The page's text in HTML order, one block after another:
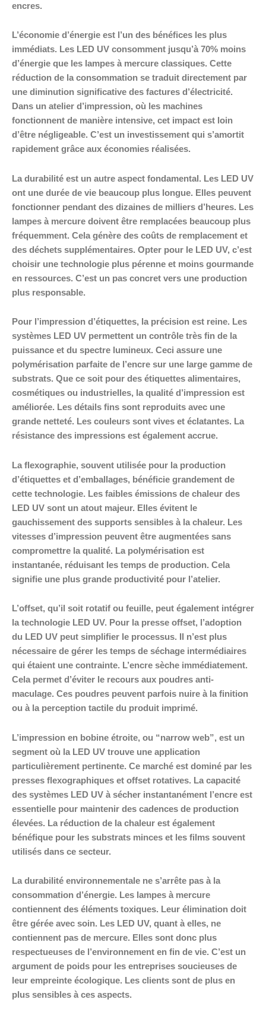
encres.
L’économie d’énergie est l’un des bénéfices les plus
immédiats. Les LED UV consomment jusqu’à 70% moins
d’énergie que les lampes à mercure classiques. Cette
réduction de la consommation se traduit directement par
une diminution significative des factures d’électricité.
Dans un atelier d’impression, où les machines
fonctionnent de manière intensive, cet impact est loin
d’être négligeable. C’est un investissement qui s’amortit
rapidement grâce aux économies réalisées.
La durabilité est un autre aspect fondamental. Les LED UV
ont une durée de vie beaucoup plus longue. Elles peuvent
fonctionner pendant des dizaines de milliers d’heures. Les
lampes à mercure doivent être remplacées beaucoup plus
fréquemment. Cela génère des coûts de remplacement et
des déchets supplémentaires. Opter pour le LED UV, c’est
choisir une technologie plus pérenne et moins gourmande
en ressources. C’est un pas concret vers une production
plus responsable.
Pour l’impression d’étiquettes, la précision est reine. Les
systèmes LED UV permettent un contrôle très fin de la
puissance et du spectre lumineux. Ceci assure une
polymérisation parfaite de l’encre sur une large gamme de
substrats. Que ce soit pour des étiquettes alimentaires,
cosmétiques ou industrielles, la qualité d’impression est
améliorée. Les détails fins sont reproduits avec une
grande netteté. Les couleurs sont vives et éclatantes. La
résistance des impressions est également accrue.
La flexographie, souvent utilisée pour la production
d’étiquettes et d’emballages, bénéficie grandement de
cette technologie. Les faibles émissions de chaleur des
LED UV sont un atout majeur. Elles évitent le
gauchissement des supports sensibles à la chaleur. Les
vitesses d’impression peuvent être augmentées sans
compromettre la qualité. La polymérisation est
instantanée, réduisant les temps de production. Cela
signifie une plus grande productivité pour l’atelier.
L’offset, qu’il soit rotatif ou feuille, peut également intégrer
la technologie LED UV. Pour la presse offset, l’adoption
du LED UV peut simplifier le processus. Il n’est plus
nécessaire de gérer les temps de séchage intermédiaires
qui étaient une contrainte. L’encre sèche immédiatement.
Cela permet d’éviter le recours aux poudres anti-
maculage. Ces poudres peuvent parfois nuire à la finition
ou à la perception tactile du produit imprimé.
L’impression en bobine étroite, ou “narrow web”, est un
segment où la LED UV trouve une application
particulièrement pertinente. Ce marché est dominé par les
presses flexographiques et offset rotatives. La capacité
des systèmes LED UV à sécher instantanément l’encre est
essentielle pour maintenir des cadences de production
élevées. La réduction de la chaleur est également
bénéfique pour les substrats minces et les films souvent
utilisés dans ce secteur.
La durabilité environnementale ne s’arrête pas à la
consommation d’énergie. Les lampes à mercure
contiennent des éléments toxiques. Leur élimination doit
être gérée avec soin. Les LED UV, quant à elles, ne
contiennent pas de mercure. Elles sont donc plus
respectueuses de l’environnement en fin de vie. C’est un
argument de poids pour les entreprises soucieuses de
leur empreinte écologique. Les clients sont de plus en
plus sensibles à ces aspects.